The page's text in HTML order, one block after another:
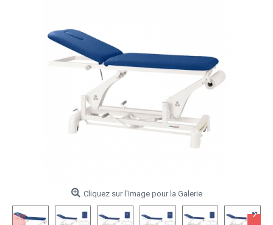
Cliquez sur l'Image pour la Galerie